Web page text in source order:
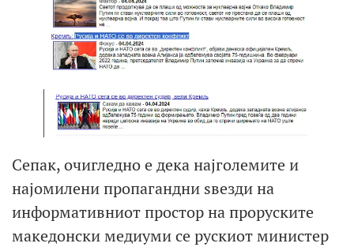
Сепак, очигледно е дека најголемите и
најомилени пропагандни ѕвезди на
информативниот простор на проруските
македонски медиуми се рускиот министер